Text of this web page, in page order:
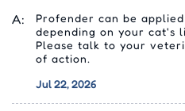
A:
Profender can be
depending on your cat's
Please talk to your
of action.
Jul 22, 2026